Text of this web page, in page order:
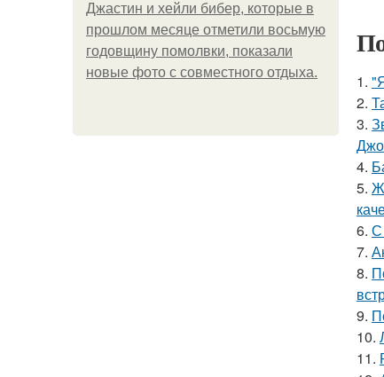
Джастин и хейли бибер, которые в
прошлом месяце отметили восьмую
годовщину помолвки, показали
новые фото с совместного отдыха.
1.
2.
3.
4.
5.
6. С
7.
8.
9.
10.
11.